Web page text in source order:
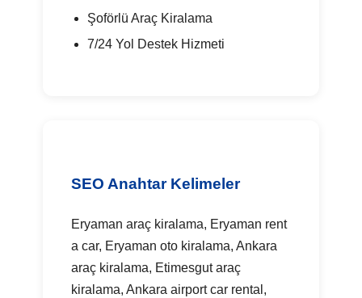
Şoförlü Araç Kiralama
7/24 Yol Destek Hizmeti
SEO Anahtar Kelimeler
Eryaman araç kiralama, Eryaman rent
a car, Eryaman oto kiralama, Ankara
araç kiralama, Etimesgut araç
kiralama, Ankara airport car rental,